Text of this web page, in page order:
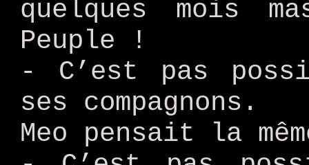
quelques mois
Peuple !
- C’est pas
ses compagnons.
Meo pensait la